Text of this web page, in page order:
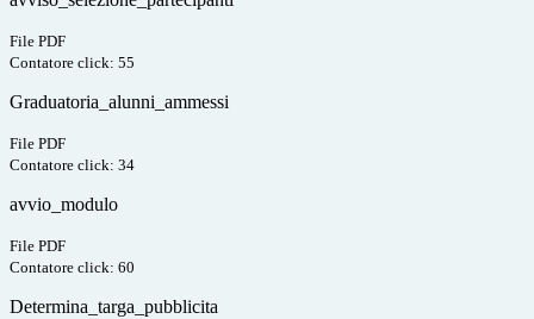
File PDF
Contatore click: 55
Graduatoria_alunni_ammessi
File PDF
Contatore click: 34
avvio_modulo
File PDF
Contatore click: 60
Determina_targa_pubblicita